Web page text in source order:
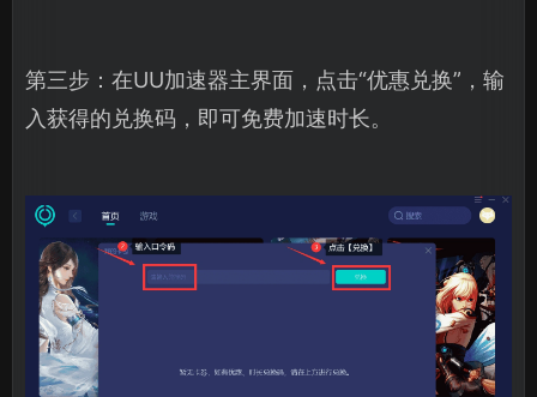
第三步：在UU加速器主界面，点击“优惠兑换”，输
入获得的兑换码，即可免费加速时长。